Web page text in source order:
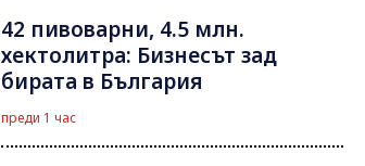
42 пивоварни, 4.5 млн.
хектолитра: Бизнесът зад
бирата в България
преди 1 час